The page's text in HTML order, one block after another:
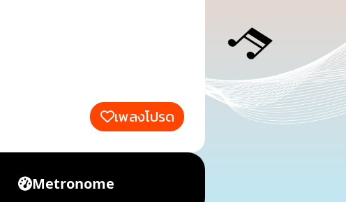
เพลงโปรด
Metronome